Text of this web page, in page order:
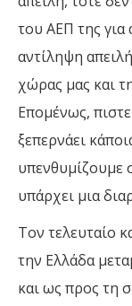
του ΑΕΠ της για
αντίληψη
χώρας μας και
Επομένως,
ξεπερνάει
υπενθυμίζουμε
υπάρχει μια
Τον τελευταίο
την Ελλάδα
και ως προς τη